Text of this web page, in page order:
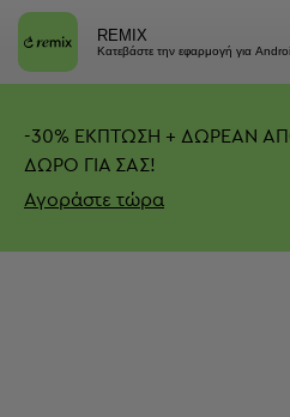
REMIX
Κατεβάστε την εφαρμογή για
-30% ΕΚΠΤΩΣΗ + ΔΩΡΕΑΝ
ΔΩΡΟ ΓΙΑ ΣΑΣ!
Αγοράστε τώρα